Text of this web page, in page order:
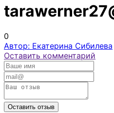
0
Автор: Екатерина Сибилева
Оставить комментарий